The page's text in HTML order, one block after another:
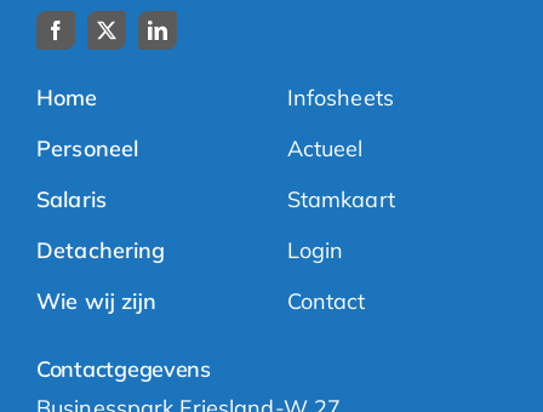
Home
Personeel
Salaris
Detachering
Wie wij zijn
Infosheets
Actueel
Stamkaart
Login
Contact
Contactgegevens